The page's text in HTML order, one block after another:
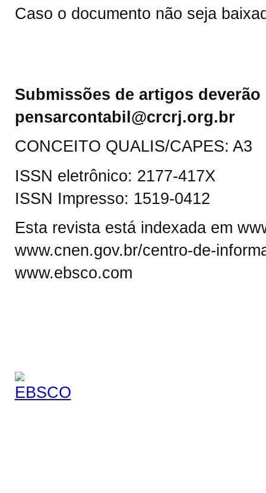
Caso o documento não seja
Submissões de artigos
pensarcontabil@crcrj.org.br
CONCEITO QUALIS/CAPES: A3
ISSN eletrônico: 2177-417X
ISSN Impresso: 1519-0412
Esta revista está indexada em
www.cnen.gov.br/centro-de-
www.ebsco.com